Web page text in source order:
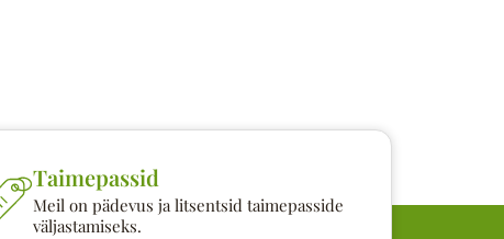
Taimepassid
Meil on pädevus ja litsentsid taimepasside
väljastamiseks.